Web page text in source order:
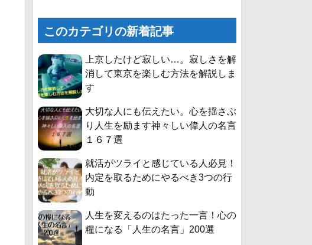
このカテゴリの新着記事
上京したけど寂しい…。寂しさを解
消して東京を楽しむ方法を解説しま
す
大切な人にも伝えたい。心を揺さぶ
り人生を励ます神々しい偉人の名言
１６７選
就活がツライと感じている人必見！
内定を取るためにやるべき3つの行
動
人生を変えるのはたった一言！心の
糧になる「人生の名言」200選